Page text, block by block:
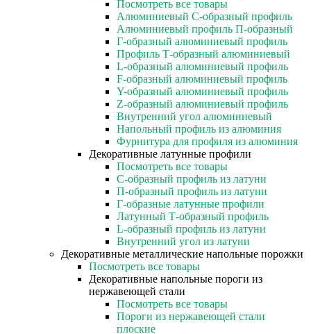
Посмотреть все товары
Алюминиевый С-образный профиль
Алюминиевый профиль П-образный
Г-образный алюминиевый профиль
Профиль Т-образный алюминиевый
L-образный алюминиевый профиль
F-образный алюминиевый профиль
Y-образный алюминиевый профиль
Z-образный алюминиевый профиль
Внутренний угол алюминиевый
Напольный профиль из алюминия
Фурнитура для профиля из алюминия
Декоративные латунные профили
Посмотреть все товары
C-образный профиль из латуни
П-образный профиль из латуни
Г-образные латунные профили
Латунный Т-образный профиль
L-образный профиль из латуни
Внутренний угол из латуни
Декоративные металлические напольные порожки
Посмотреть все товары
Декоративные напольные пороги из
нержавеющей стали
Посмотреть все товары
Пороги из нержавеющей стали
плоские